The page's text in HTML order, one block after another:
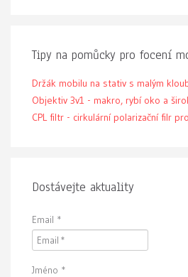
Tipy na pomůcky pro focení
Držák mobilu na stativ s malým
Objektiv 3v1 - makro, rybí oko a
CPL filtr - cirkulární polarizační filr
Dostávejte aktuality
Email *
Jméno *